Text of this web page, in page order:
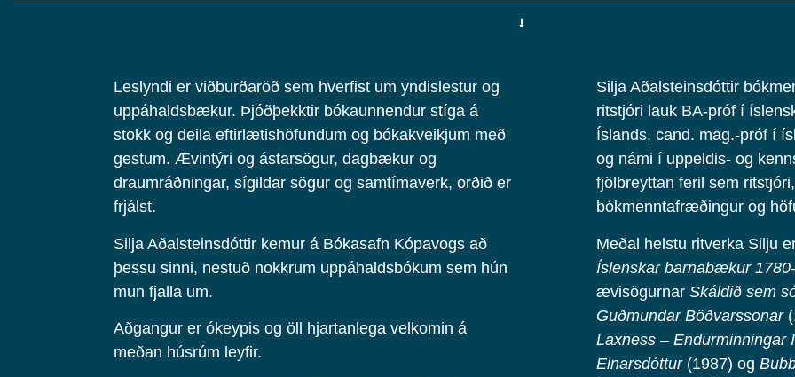
Leslyndi er viðburðaröð sem hverfist um yndislestur og
uppáhaldsbækur. Þjóðþekktir bókaunnendur stíga á
stokk og deila eftirlætishöfundum og bókakveikjum með
gestum. Ævintýri og ástarsögur, dagbækur og
draumráðningar, sígildar sögur og samtímaverk, orðið er
frjálst.
Silja Aðalsteinsdóttir kemur á Bókasafn Kópavogs að
þessu sinni, nestuð nokkrum uppáhaldsbókum sem hún
mun fjalla um.
Aðgangur er ókeypis og öll hjartanlega velkomin á
meðan húsrúm leyfir.
Silja Aðalsteinsdóttir
ritstjóri lauk BA-próf í
Íslands, cand. mag.-próf í
og námi í uppeldis- og
fjölbreyttan feril sem
bókmenntafræðingur og
Meðal helstu ritverka Silju
Íslenskar barnabækur
ævisögurnar Skáldið sem
Guðmundar Böðvarssonar
Laxness – Endurminningar
Einarsdóttur(1987) og